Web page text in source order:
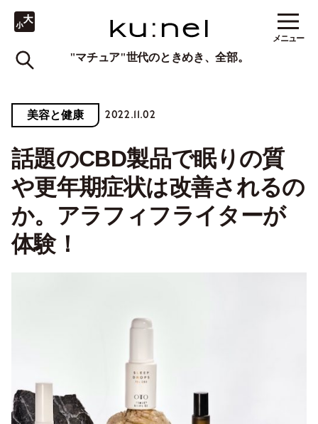
"マチュア"世代のときめき、全部。
メニュー
美容と健康 2022.11.02
話題のCBD製品で眠りの質
や更年期症状は改善されるの
か。アラフィフライターが
体験！